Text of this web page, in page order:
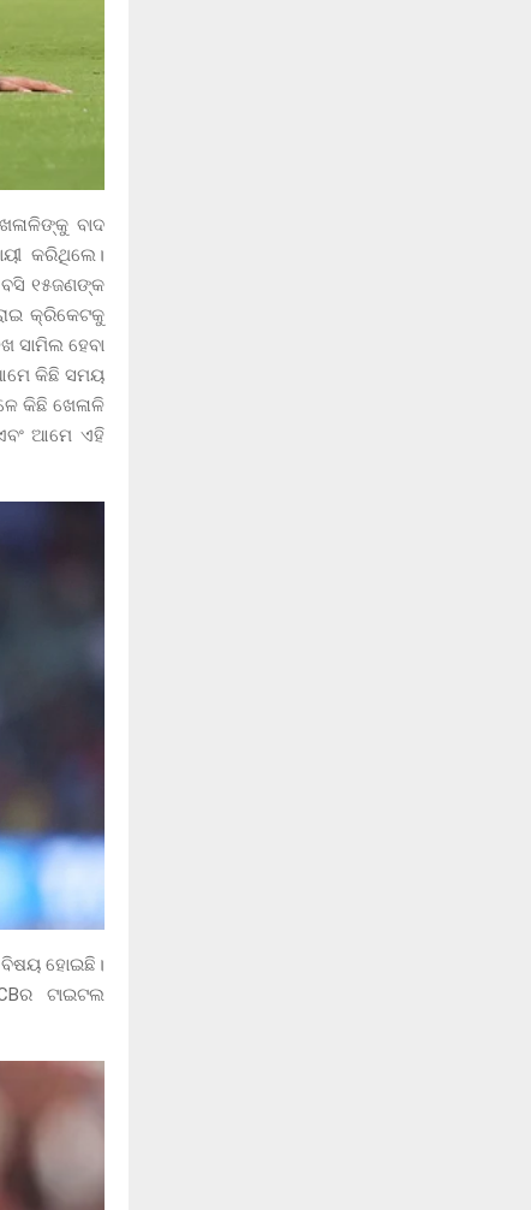
ବାଦ
କରିଥିଲେ।
୧୫ଜଣଙ୍କ
କ୍ରିକେଟକୁ
ସାମିଲ ହେବା
କିଛି ସମୟ
କିଛି ଖେଳାଳି
ଆମେ ଏହି
ବିଷୟ ହୋଇଛି।
ଟାଇଟଲ